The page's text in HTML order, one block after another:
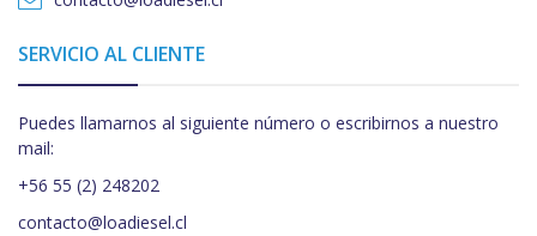
SERVICIO AL CLIENTE
Puedes llamarnos al siguiente número o escribirnos a nuestro
mail:
+56 55 (2) 248202
contacto@loadiesel.cl